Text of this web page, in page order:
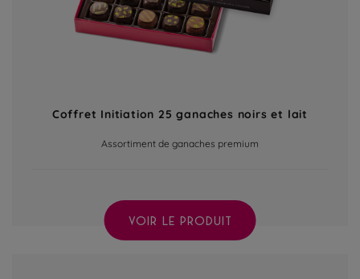
Coffret Initiation 25 ganaches noirs et lait
Assortiment de ganaches premium
VOIR LE PRODUIT